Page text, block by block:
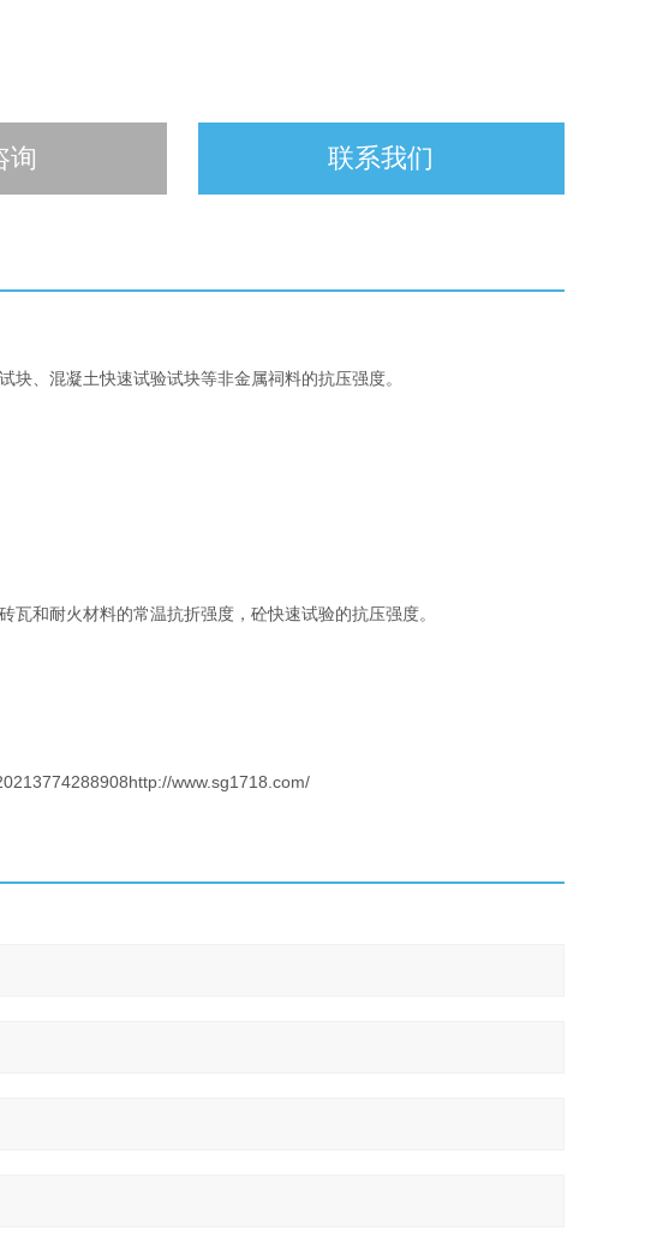
询 联系我们
、混凝土快速试验试块等非金属祠料的抗压强度。
和耐火材料的常温抗折强度，砼快速试验的抗压强度。
www.sg1718.com/